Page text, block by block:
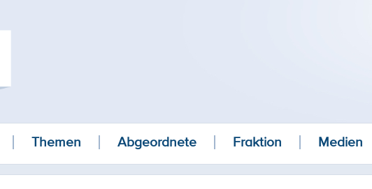
Themen Abgeordnete Fraktion Medien